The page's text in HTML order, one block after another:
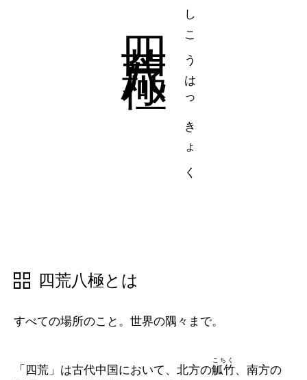
四字熟語
一覧表示 しこうはっきょく
四荒八極とは
すべての場所のこと。世界の隅々まで。
「四荒」は古代中国において、北方の觚竹
こちく
、南方の
四字熟語
一覧表示